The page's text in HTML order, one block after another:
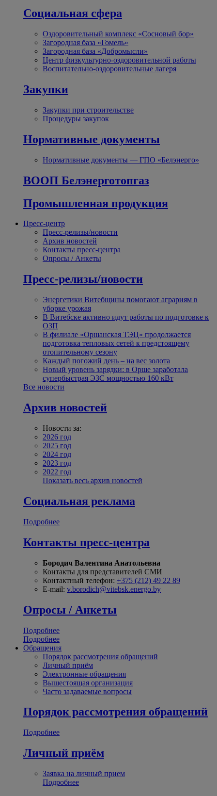
Социальная сфера
Оздоровительный комплекс «Сосновый бор»
Загородная база «Гомель»
Загородная база «Добромысли»
Центр физкультурно-оздоровительной работы
Воспитательно-оздоровительные лагеря
Закупки
Закупки при строительстве
Процедуры закупок
Нормативные документы
Нормативные документы — ГПО «Белэнерго»
ВООП Белэнерготопгаз
Промышленная продукция
Пресс-центр
Пресс-релизы/новости
Архив новостей
Контакты пресс-центра
Опросы / Анкеты
Пресс-релизы/новости
Энергетики Витебщины помогают аграриям в
уборке урожая
В Витебске активно идут работы по подготовке к
ОЗП
В филиале «Оршанская ТЭЦ» продолжается
подготовка тепловых сетей к предстоящему
отопительному сезону
Каждый погожий день – на вес золота
Новый уровень зарядки: в Орше заработала
супербыстрая ЭЗС мощностью 160 кВт
Все новости
Архив новостей
Новости за:
2026 год
2025 год
2024 год
2023 год
2022 год
Показать весь архив новостей
Социальная реклама
Подробнее
Контакты пресс-центра
Бородич Валентина Анатольевна
Контакты для представителей СМИ
Контактный телефон: +375 (212) 49 22 89
E-mail: v.borodich@vitebsk.energo.by
Опросы / Анкеты
Подробнее
Подробнее
Обращения
Порядок рассмотрения обращений
Личный приём
Электронные обращения
Вышестоящая организация
Часто задаваемые вопросы
Порядок рассмотрения обращений
Подробнее
Личный приём
Заявка на личный прием
Подробнее